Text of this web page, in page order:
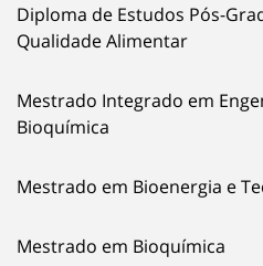
Diploma de Estudos Pós-
Qualidade Alimentar
Mestrado Integrado em
Bioquímica
Mestrado em Bioenergia e
Mestrado em Bioquímica